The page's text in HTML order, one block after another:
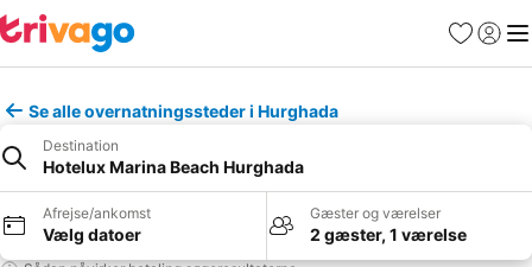
Favoritter
Log ind
Se alle overnatningssteder i Hurghada
Destination
Hotelux Marina Beach Hurghada
Afrejse/ankomst
Vælg datoer
Gæster og værelser
2 gæster, 1 værelse